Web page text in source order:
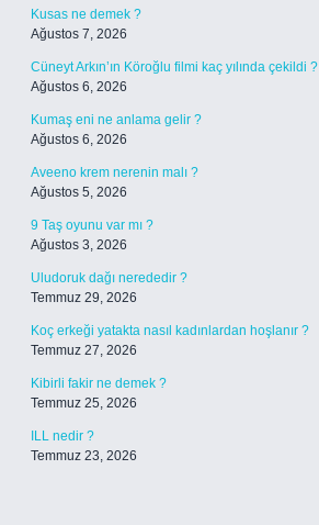
Kusas ne demek ?
Ağustos 7, 2026
Cüneyt Arkın’ın Köroğlu filmi kaç yılında çekildi ?
Ağustos 6, 2026
Kumaş eni ne anlama gelir ?
Ağustos 6, 2026
Aveeno krem nerenin malı ?
Ağustos 5, 2026
9 Taş oyunu var mı ?
Ağustos 3, 2026
Uludoruk dağı nerededir ?
Temmuz 29, 2026
Koç erkeği yatakta nasıl kadınlardan hoşlanır ?
Temmuz 27, 2026
Kibirli fakir ne demek ?
Temmuz 25, 2026
ILL nedir ?
Temmuz 23, 2026